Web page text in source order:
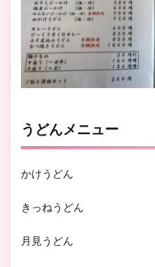
うどんメニュー
かけうどん
きっねうどん
月見うどん